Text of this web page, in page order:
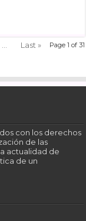
Page 1 of 31
Last »
con los derechos
de las
actualidad de
de un